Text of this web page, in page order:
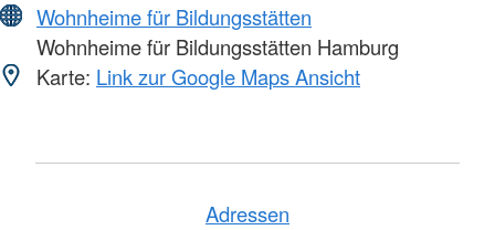
Wohnheime für Bildungsstätten
Wohnheime für Bildungsstätten Hamburg
Karte: Link zur Google Maps Ansicht
Adressen